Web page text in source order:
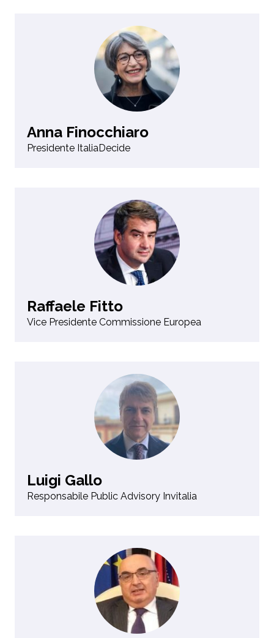
Anna Finocchiaro
Presidente ItaliaDecide
Raffaele Fitto
Vice Presidente Commissione Europea
Luigi Gallo
Responsabile Public Advisory Invitalia